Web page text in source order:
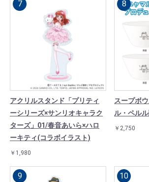
アクリルスタンド「プリティ
ーシリーズ×サンリオキャラク
ターズ」01/春音あいら×ハロ
ーキティ(コラボイラスト)
￥1,980
スープボ
ル・ペル
￥2,750